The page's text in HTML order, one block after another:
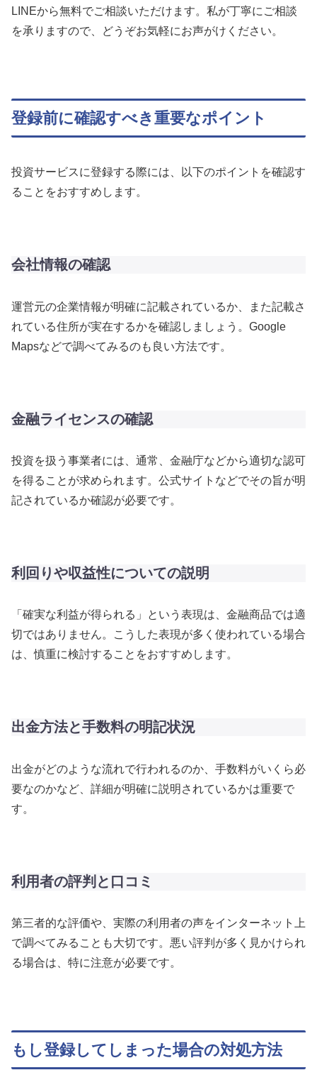
LINEから無料でご相談いただけます。私が丁寧にご相談
を承りますので、どうぞお気軽にお声がけください。
登録前に確認すべき重要なポイント
投資サービスに登録する際には、以下のポイントを確認す
ることをおすすめします。
会社情報の確認
運営元の企業情報が明確に記載されているか、また記載さ
れている住所が実在するかを確認しましょう。Google
Mapsなどで調べてみるのも良い方法です。
金融ライセンスの確認
投資を扱う事業者には、通常、金融庁などから適切な認可
を得ることが求められます。公式サイトなどでその旨が明
記されているか確認が必要です。
利回りや収益性についての説明
「確実な利益が得られる」という表現は、金融商品では適
切ではありません。こうした表現が多く使われている場合
は、慎重に検討することをおすすめします。
出金方法と手数料の明記状況
出金がどのような流れで行われるのか、手数料がいくら必
要なのかなど、詳細が明確に説明されているかは重要で
す。
利用者の評判と口コミ
第三者的な評価や、実際の利用者の声をインターネット上
で調べてみることも大切です。悪い評判が多く見かけられ
る場合は、特に注意が必要です。
もし登録してしまった場合の対処方法